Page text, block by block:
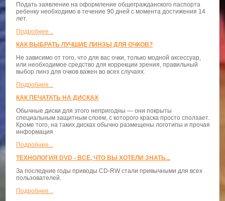
Подать заявление на оформление общегражданского паспорта
ребенку необходимо в течение 90 дней с момента достижения 14
лет.
Подробнее...
КАК ВЫБРАТЬ ЛУЧШИЕ ЛИНЗЫ ДЛЯ ОЧКОВ?
Не зависимо от того, что для вас очки, только модной аксессуар,
или необходимое средство для коррекции зрения, правильный
выбор линз для очков важен во всех случаях.
Подробнее...
КАК ПЕЧАТАТЬ НА ДИСКАХ
Обычные диски для этого непригодны — они покрыты
специальным защитным слоем, с которого краска просто сползает.
Кроме того, на таких дисках обычно размещены логотипы и прочая
информация
Подробнее...
ТЕХНОЛОГИЯ DVD - ВСЁ, ЧТО ВЫ ХОТЕЛИ ЗНАТЬ...
За последние годы приводы CD-RW стали привычными для всех
пользователей.
Подробнее...